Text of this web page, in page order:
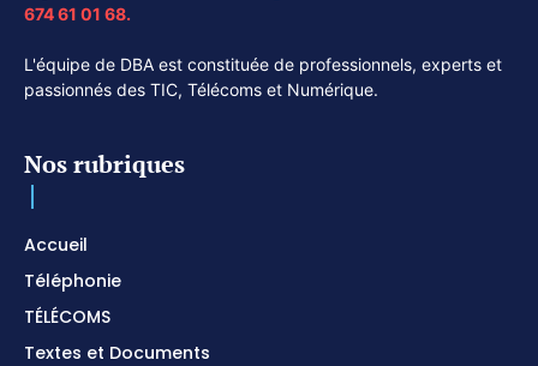
674 61 01 68.
L'équipe de DBA est constituée de professionnels, experts et
passionnés des TIC, Télécoms et Numérique.
Nos rubriques
Accueil
Téléphonie
TÉLÉCOMS
Textes et Documents